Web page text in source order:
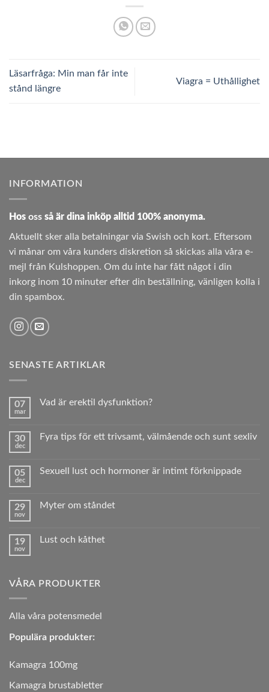
Läsarfråga: Min man får inte
stånd längre
Viagra = Uthållighet
INFORMATION
Hos oss så är dina inköp alltid 100% anonyma.
Aktuellt sker alla betalningar via Swish och kort. Eftersom
vi månar om våra kunders diskretion så skickas alla våra e-
mejl från Kulshoppen. Om du inte har fått något i din
inkorg inom 10 minuter efter din beställning, vänligen kolla i
din spambox.
SENASTE ARTIKLAR
07
mar
Vad är erektil dysfunktion?
Vad
30
dec
Fyra tips för ett trivsamt, välmående och sunt sexliv
Fyra
trivsamt,
välmående
05
dec
Sexuell lust och hormoner är intimt förknippade
Sexuell
är
29
nov
Myter om ståndet
Myter
19
nov
Lust och kåthet
och
VÅRA PRODUKTER
A lla våra potensmedel
Populära produkter:
Kamagra 100mg
Kamagra brustabletter